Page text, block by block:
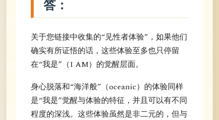
答：
关于您链接中收集的“见性者体验”，如果他们
确实有所证悟的话，这些体验至多也只停留
在“我是”（I AM）的觉醒层面。
身心脱落和“海洋般”（oceanic）的体验同样
是“我是”觉醒与体验的特征，并且可以有不同
程度的深浅。这些体验虽然是非二元的，但与